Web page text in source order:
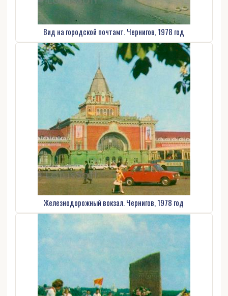
Вид на городской почтамт. Чернигов, 1978 год
Железнодорожный вокзал. Чернигов, 1978 год